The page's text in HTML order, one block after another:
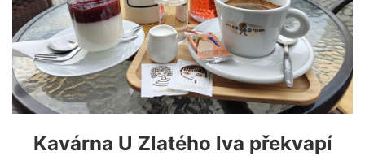
Kavárna U Zlatého lva překvapí